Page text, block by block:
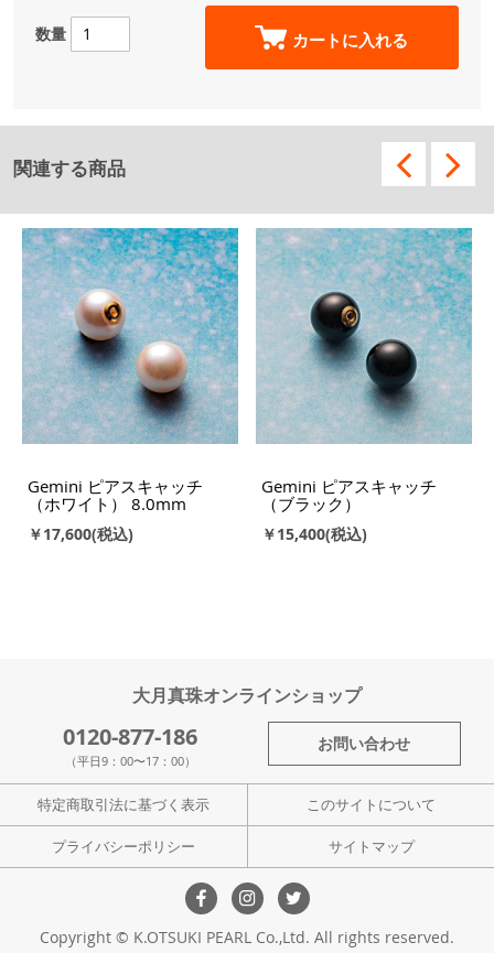
数量 カートに入れる
関連する商品
Gemini ピアスキャッチ
（ホワイト） 8.0mm
￥17,600
Gemini ピアスキャッチ
（ブラック）
￥15,400
大月真珠オンラインショップ
0120-877-186
（平日9：00〜17：00）
お問い合わせ
特定商取引法に基づく表示 このサイトについて
プライバシーポリシー サイトマップ
Copyright © K.OTSUKI PEARL Co.,Ltd. All rights reserved.